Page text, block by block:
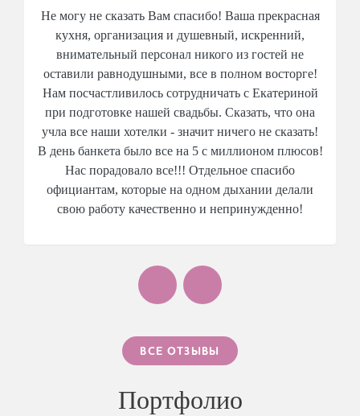
Не могу не сказать Вам спасибо! Ваша прекрасная
кухня, организация и душевный, искренний,
внимательный персонал никого из гостей не
оставили равнодушными, все в полном восторге!
Нам посчастливилось сотрудничать с Екатериной
при подготовке нашей свадьбы. Сказать, что она
учла все наши хотелки - значит ничего не сказать!
В день банкета было все на 5 с миллионом плюсов!
Нас порадовало все!!! Отдельное спасибо
официантам, которые на одном дыхании делали
свою работу качественно и непринужденно!
ВСЕ ОТЗЫВЫ
Портфолио